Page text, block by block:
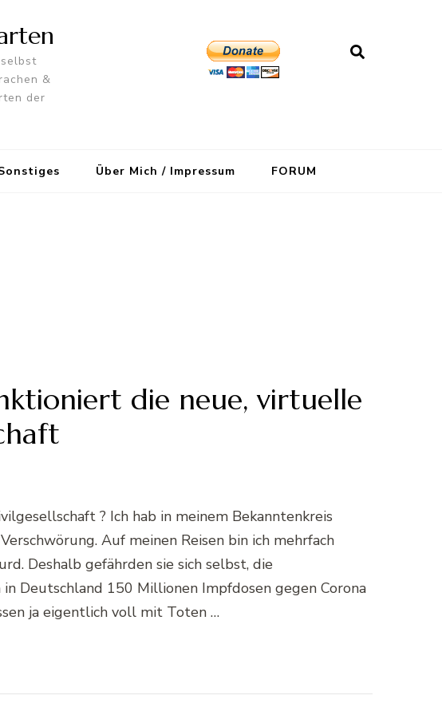
&
der
Über Mich / Impressum FORUM
die neue, virtuelle
? Ich hab in meinem Bekanntenkreis
Auf meinen Reisen bin ich mehrfach
Deshalb gefährden sie sich selbst, die
Deutschland 150 Millionen Impfdosen gegen Corona
ja eigentlich voll mit Toten …